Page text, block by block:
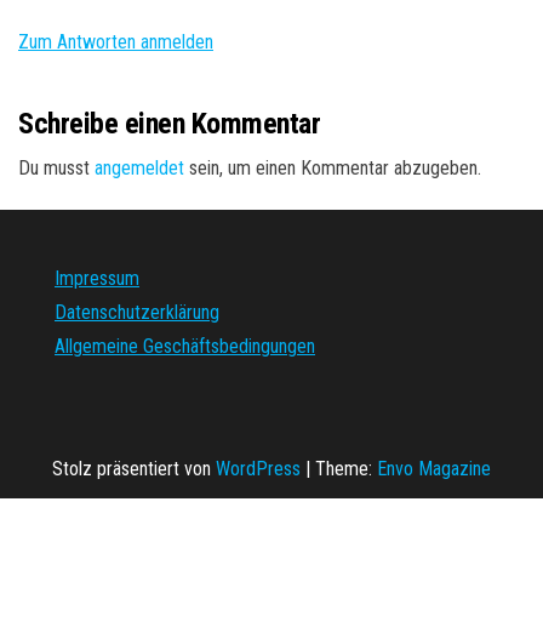
Zum Antworten anmelden
Schreibe einen Kommentar
Du musst angemeldet sein, um einen Kommentar abzugeben.
Impressum
Datenschutzerklärung
Allgemeine Geschäftsbedingungen
Stolz präsentiert von WordPress | Theme: Envo Magazine